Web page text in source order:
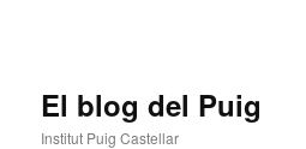
El blog del Puig
Institut Puig Castellar